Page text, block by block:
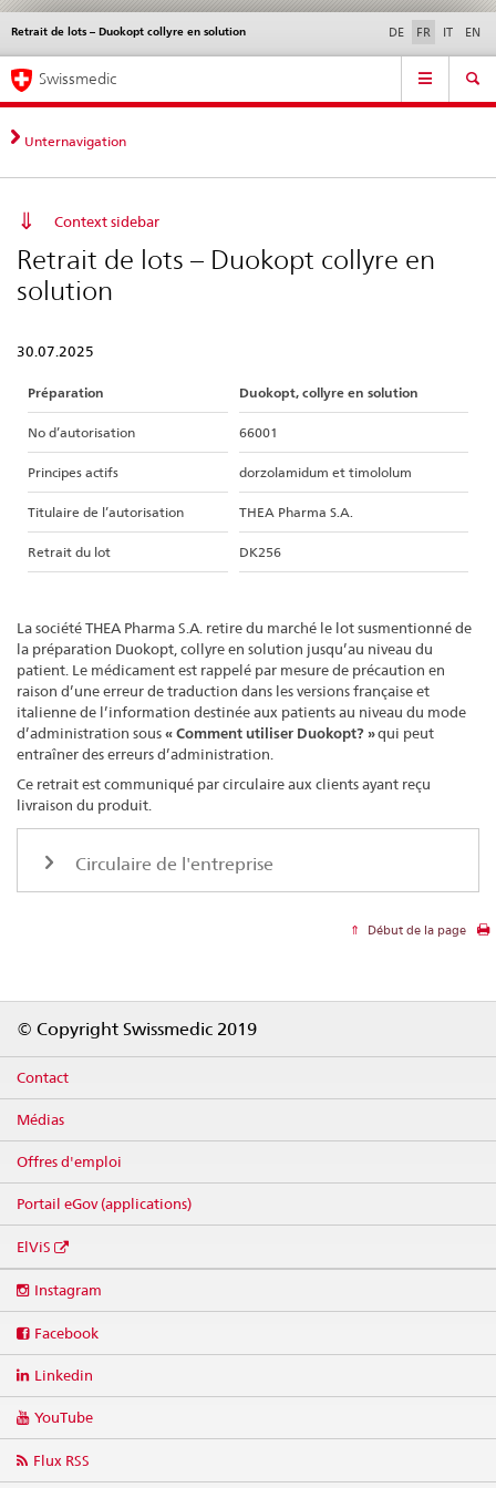
Navigation
directe:
actualités,
bases
contact
Actualités & Mises à
normes
Contact | Support &
aide
Retrait de lots – Duokopt collyre en solution DE FR IT EN
Service
Navigation
Swissmedic
Unternavigation
Context sidebar
Retrait de lots – Duokopt collyre en
solution
30.07.2025
Préparation Duokopt, collyre en solution
No d’autorisation 66001
Principes actifs dorzolamidum et timololum
Titulaire de l’autorisation THEA Pharma S.A.
Retrait du lot DK256
La société THEA Pharma S.A. retire du marché le lot susmentionné de
la préparation Duokopt, collyre en solution jusqu’au niveau du
patient. Le médicament est rappelé par mesure de précaution en
raison d’une erreur de traduction dans les versions française et
italienne de l’information destinée aux patients au niveau du mode
d’administration sous« Comment utiliser Duokopt? »qui peut
entraîner des erreurs d’administration.
Ce retrait est communiqué par circulaire aux clients ayant reçu
livraison du produit.
Circulaire de l'entreprise
Début de la page
© Copyright Swissmedic 2019
Contact
Médias
Offres d'emploi
Portail eGov (applications)
ElViS
media
Instagram
Facebook
Linkedin
YouTube
Flux RSS